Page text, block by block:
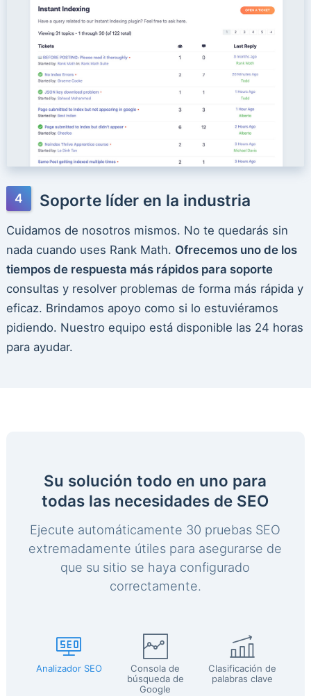
Soporte líder en la industria
Cuidamos de nosotros mismos. No te quedarás sin
nada cuando uses Rank Math. Ofrecemos uno de los
tiempos de respuesta más rápidos para soporte
consultas y resolver problemas de forma más rápida y
eficaz. Brindamos apoyo como si lo estuviéramos
pidiendo. Nuestro equipo está disponible las 24 horas
para ayudar.
Su solución todo en uno para
todas las necesidades de SEO
Ejecute automáticamente 30 pruebas SEO
extremadamente útiles para asegurarse de
que su sitio se haya configurado
correctamente.
Analizador SEO
Consola de
búsqueda de
Google
Clasificación de
palabras clave